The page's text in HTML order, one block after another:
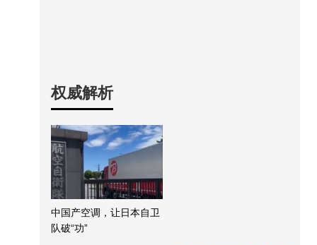
权威解析
中国产空调，让日本自卫
队破“功”